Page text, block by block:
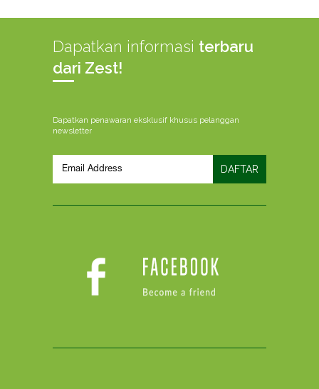
Dapatkan informasi terbaru
dari Zest!
Dapatkan penawaran eksklusif khusus pelanggan
newsletter